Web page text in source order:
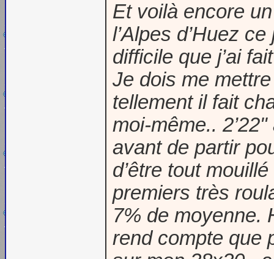
Et voilà encore
l’Alpes d’Huez
difficile que j’ai
Je dois me
tellement il fait
moi-même..
avant de partir
d’être tout
premiers très
7% de moyenne.
rend compte que